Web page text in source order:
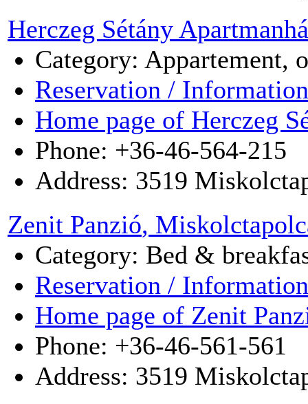
Herczeg Sétány
Category: Appartement,
Reservation / Information
Home page of Herczeg
Phone: +36-46-564-215
Address: 3519
Zenit Panzió,
Category: Bed &
Reservation / Information
Home page of Zenit
Phone: +36-46-561-561
Address: 3519